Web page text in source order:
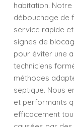
habitation.
débouchage de
service rapide
signes de
pour éviter une
techniciens
méthodes
septique. Nous
et performants
efficacement